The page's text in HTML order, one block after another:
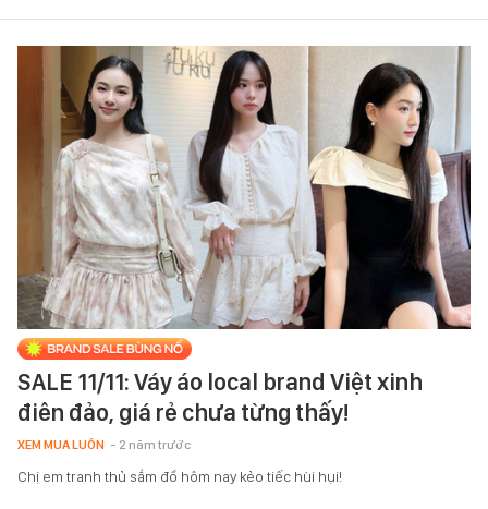
SALE 11/11: Váy áo local brand Việt xinh
điên đảo, giá rẻ chưa từng thấy!
XEM MUA LUÔN - 2 năm trước
Chị em tranh thủ sắm đồ hôm nay kẻo tiếc hùi hụi!